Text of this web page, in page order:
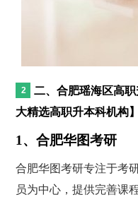
二、合肥瑶海区高
大精选高职升本科机构
1、合肥华图考研
合肥华图考研专注于考
员为中心，提供完善课